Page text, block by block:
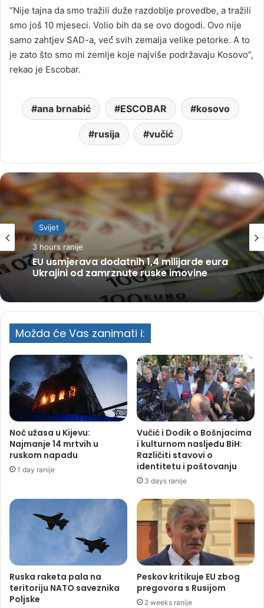
“Nije tajna da smo tražili duže razdoblje provedbe, a tražili
smo još 10 mjeseci. Volio bih da se ovo dogodi. Ovo nije
samo zahtjev SAD-a, već́ svih zemalja velike petorke. A to
je zato što smo mi zemlje koje najviše podržavaju Kosovo”,
rekao je Escobar.
ana brnabić ESCOBAR kosovo
rusija vučić
Svijet
3 hours ranije
EU usmjerava dodatnih 1,4 milijarde eura
Ukrajini od zamrznute ruske imovine
Možda će Vas zanimati i:
Noć užasa u Kijevu:
Najmanje 14 mrtvih u
ruskom napadu
1 day ranije
Vučić i Dodik o Bošnjacima
i kulturnom nasljeđu BiH:
Različiti stavovi o
identitetu i poštovanju
3 days ranije
Ruska raketa pala na
teritoriju NATO saveznika
Poljske
Peskov kritikuje EU zbog
pregovora s Rusijom
2 weeks ranije